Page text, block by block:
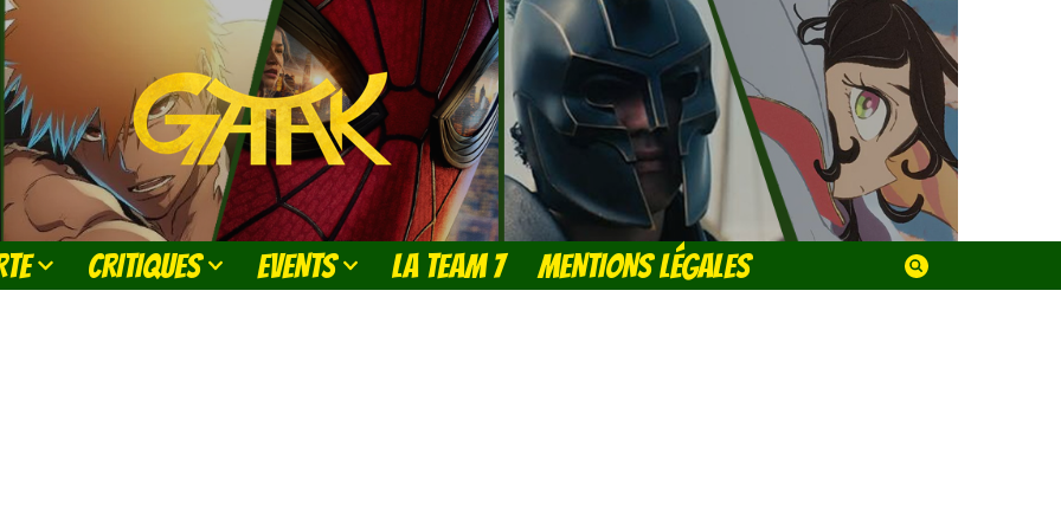
CRITIQUES EVENTS LA TEAM 7 MENTIONS LÉGALES